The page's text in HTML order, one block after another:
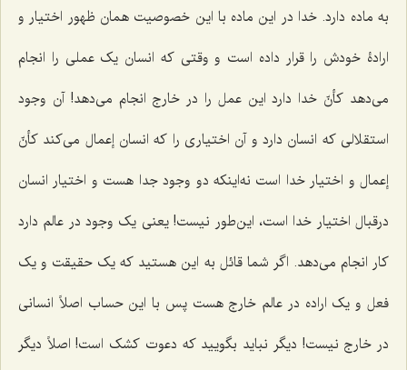
به ماده دارد. خدا در این ماده با این خصوصیت همان ظهور اختیار و
ارادۀ خودش را قرار داده است و وقتی که انسان یک عملی را انجام
می‌دهد کأنّ خدا دارد این عمل را در خارج انجام می‌دهد! آن وجود
استقلالی که انسان دارد و آن اختیاری را که انسان إعمال می‌کند کأنّ
إعمال و اختیار خدا است نه‌اینکه دو وجود جدا هست و اختیار انسان
درقبال اختیار خدا است، این‌طور نیست! یعنی یک وجود در عالم دارد
کار انجام می‌دهد. اگر شما قائل به این هستید که یک حقیقت و یک
فعل و یک اراده در عالم خارج هست پس با این حساب اصلاً انسانی
در خارج نیست! دیگر نباید بگویید که دعوت کشک است! اصلاً دیگر